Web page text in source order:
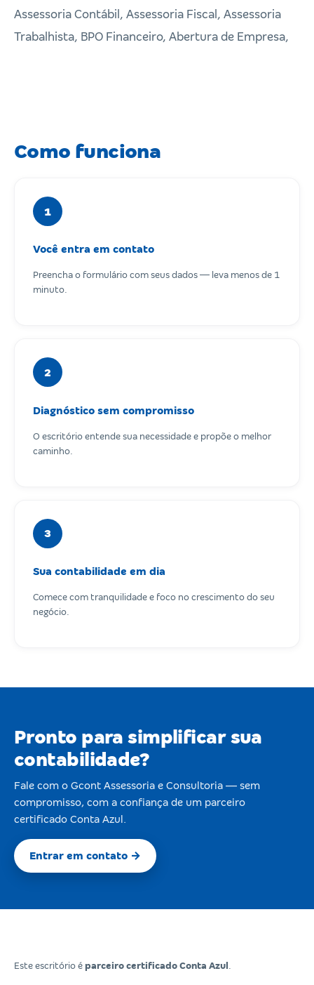
Assessoria Contábil, Assessoria Fiscal, Assessoria
Trabalhista, BPO Financeiro, Abertura de Empresa,
Como funciona
1
Você entra em contato
Preencha o formulário com seus dados — leva menos de 1
minuto.
2
Diagnóstico sem compromisso
O escritório entende sua necessidade e propõe o melhor
caminho.
3
Sua contabilidade em dia
Comece com tranquilidade e foco no crescimento do seu
negócio.
Pronto para simplificar sua
contabilidade?
Fale com o Gcont Assessoria e Consultoria — sem
compromisso, com a confiança de um parceiro
certificado Conta Azul.
Entrar em contato →
Este escritório é parceiro certificado Conta Azul